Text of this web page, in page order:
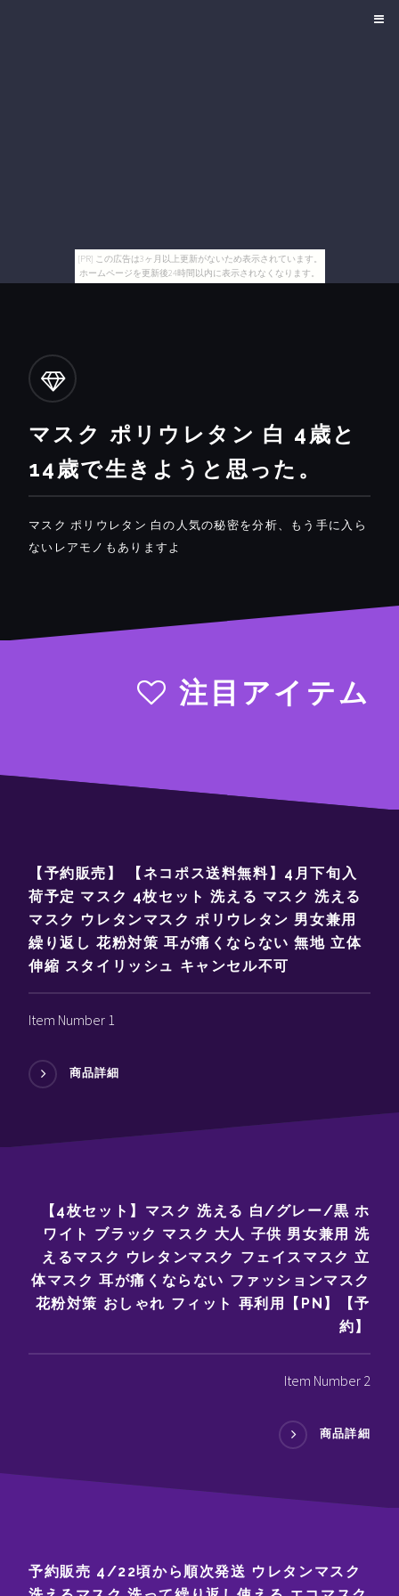
[PR] この広告は3ヶ月以上更新がないため表示されています。
ホームページを更新後24時間以内に表示されなくなります。
マスク ポリウレタン 白 4歳と
14歳で生きようと思った。
マスク ポリウレタン 白の人気の秘密を分析、もう手に入ら
ないレアモノもありますよ
注目アイテム
【予約販売】 【ネコポス送料無料】4月下旬入
荷予定 マスク 4枚セット 洗える マスク 洗える
マスク ウレタンマスク ポリウレタン 男女兼用
繰り返し 花粉対策 耳が痛くならない 無地 立体
伸縮 スタイリッシュ キャンセル不可
Item Number 1
商品詳細
【4枚セット】マスク 洗える 白/グレー/黒 ホ
ワイト ブラック マスク 大人 子供 男女兼用 洗
えるマスク ウレタンマスク フェイスマスク 立
体マスク 耳が痛くならない ファッションマスク
花粉対策 おしゃれ フィット 再利用【PN】【予
約】
Item Number 2
商品詳細
予約販売 4/22頃から順次発送 ウレタンマスク